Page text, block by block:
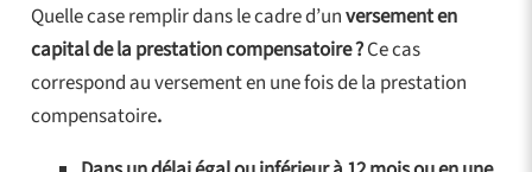
Quelle case remplir dans le cadre d’unversement en
capital de la prestation compensatoire ?Ce cas
correspond au versement en une fois de la prestation
compensatoire.